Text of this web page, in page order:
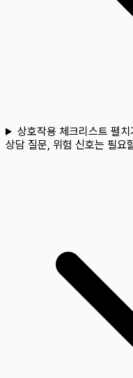
상호작용 체크리스트 펼치
상담 질문, 위험 신호는 필요